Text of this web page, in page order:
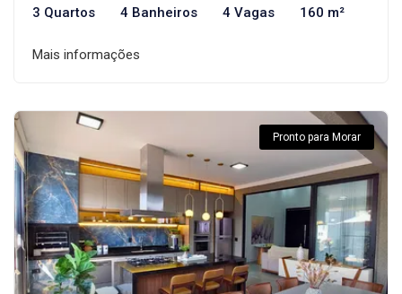
3 Quartos 4 Banheiros 4 Vagas 160 m²
Mais informações
Pronto para Morar